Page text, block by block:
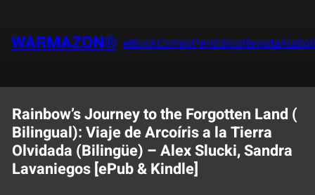
contenido
WARMAZON® eBookComicPeriódicoRevista
Rainbow’s Journey to the Forgotten Land (
Bilingual): Viaje de Arcoíris a la Tierra
Olvidada (Bilingüe) – Alex Slucki, Sandra
Lavaniegos [ePub & Kindle]